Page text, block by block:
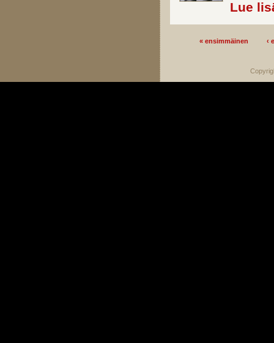
Lue
« ensimmäinen ‹